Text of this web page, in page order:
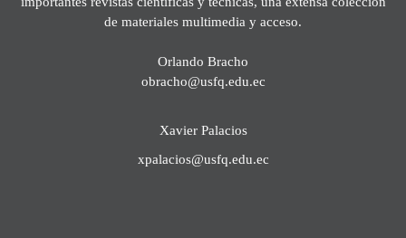
de materiales multimedia y acceso.
Orlando Bracho
obracho@usfq.edu.ec
Xavier Palacios
xpalacios@usfq.edu.ec